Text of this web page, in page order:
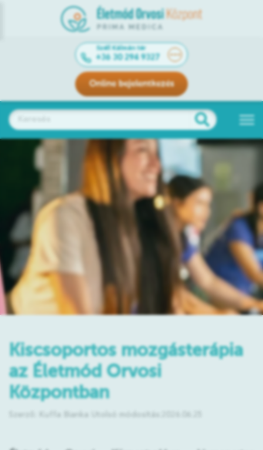
Széll Kálmán tér
+36 30 294 9327
Online bejelentkezés
Kiscsoportos mozgásterápia
az Életmód Orvosi
Központban
Szerző: Kuffa Bianka